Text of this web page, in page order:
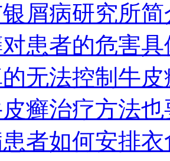
屑病研究所简
患者的危害
无法控制牛
癣治疗方法也
者如何安排